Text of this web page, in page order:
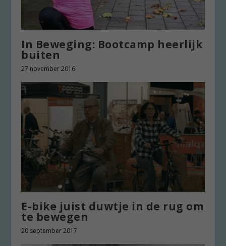
In Beweging: Bootcamp heerlijk
buiten
27 november 2016
E-bike juist duwtje in de rug om
te bewegen
20 september 2017